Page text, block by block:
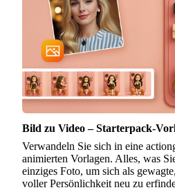
Bild zu Video – Starterpack-
Verwandeln Sie sich in eine
animierten Vorlagen. Alles, was
einziges Foto, um sich als
voller Persönlichkeit neu zu